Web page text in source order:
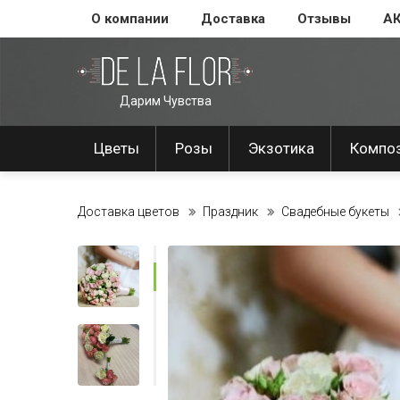
О компании Доставка Отзывы
Дарим Чувства
Цветы Розы Экзотика
Доставка цветов Праздник Свадебные букеты